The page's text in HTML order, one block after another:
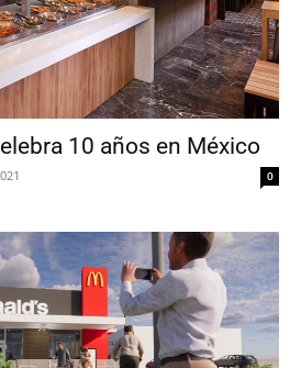
10 años en México
0